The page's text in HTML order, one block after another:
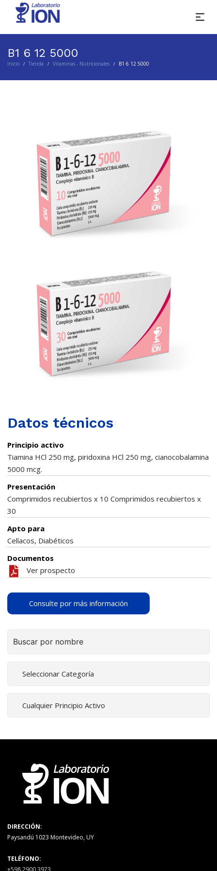
B1 6 12 5000
Inicio / Tienda / Vitaminas - Nutricionales / B1 6 12 5000
Datos técnicos
Principio activo
Tiamina HCl 250 mg, piridoxina HCl 250 mg, cianocobalamina
5000 mcg.
Presentación
Comprimidos recubiertos x 10 Comprimidos recubiertos x
30
Apto para
Celíacos, Diabéticos
Documentos
Ver prospecto
Consulte por más información
DIRECCIÓN:
Paysandú 1023 Montevideo, UY
TELÉFONO: